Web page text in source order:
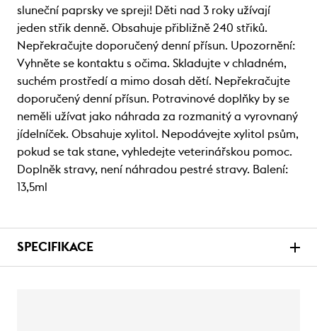
sluneční paprsky ve spreji! Děti nad 3 roky užívají
jeden střik denně. Obsahuje přibližně 240 střiků.
Nepřekračujte doporučený denní přísun. Upozornění:
Vyhněte se kontaktu s očima. Skladujte v chladném,
suchém prostředí a mimo dosah dětí. Nepřekračujte
doporučený denní přísun. Potravinové doplňky by se
neměli užívat jako náhrada za rozmanitý a vyrovnaný
jídelníček. Obsahuje xylitol. Nepodávejte xylitol psům,
pokud se tak stane, vyhledejte veterinářskou pomoc.
Doplněk stravy, není náhradou pestré stravy. Balení:
13,5ml
SPECIFIKACE